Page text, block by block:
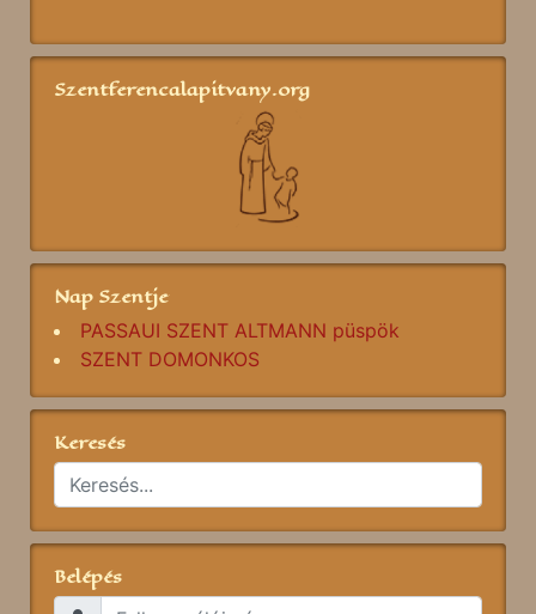
Szentferencalapitvany.org
Nap Szentje
PASSAUI SZENT ALTMANN püspök
SZENT DOMONKOS
Keresés
Belépés